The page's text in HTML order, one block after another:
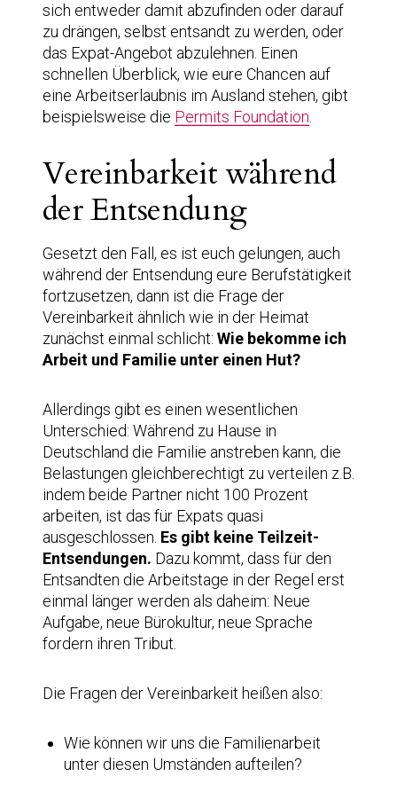
sich entweder damit abzufinden oder darauf
zu drängen, selbst entsandt zu werden, oder
das Expat-Angebot abzulehnen. Einen
schnellen Überblick, wie eure Chancen auf
eine Arbeitserlaubnis im Ausland stehen, gibt
beispielsweise die Permits Foundation
Vereinbarkeit während
der Entsendung
Gesetzt den Fall, es ist euch gelungen, auch
während der Entsendung eure Berufstätigkeit
fortzusetzen, dann ist die Frage der
Vereinbarkeit ähnlich wie in der Heimat
zunächst einmal schlicht: Wie bekomme ich
Arbeit und Familie unter einen Hut?
Allerdings gibt es einen wesentlichen
Unterschied: Während zu Hause in
Deutschland die Familie anstreben kann, die
Belastungen gleichberechtigt zu verteilen z.B.
indem beide Partner nicht 100 Prozent
arbeiten, ist das für Expats quasi
ausgeschlossen. Es gibt keine Teilzeit-
Entsendungen. Dazu kommt, dass für den
Entsandten die Arbeitstage in der Regel erst
einmal länger werden als daheim: Neue
Aufgabe, neue Bürokultur, neue Sprache
fordern ihren Tribut.
Die Fragen der Vereinbarkeit heißen also:
Wie können wir uns die Familienarbeit
unter diesen Umständen aufteilen?